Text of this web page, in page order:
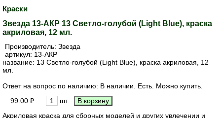
Краски
Звезда 13-АКР 13 Светло-голубой (Light Blue), краска
акриловая, 12 мл.
Производитель: Звезда
артикул: 13-АКР
название: 13 Светло-голубой (Light Blue), краска акриловая, 12
мл.
Ответ на вопрос по наличию: В наличии. Есть. Можно купить.
99.00 ₽
шт.
Акриловая краска для сборных моделей и других увлечении и